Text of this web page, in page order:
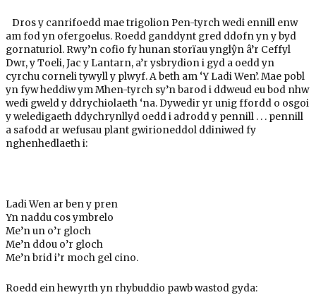
Dros y canrifoedd mae trigolion Pen-tyrch wedi ennill enw
am fod yn ofergoelus. Roedd ganddynt gred ddofn yn y byd
gornaturiol. Rwy’n cofio fy hunan storïau ynglŷn â’r Ceffyl
Dwr, y Toeli, Jac y Lantarn, a’r ysbrydion i gyd a oedd yn
cyrchu corneli tywyll y plwyf. A beth am ‘Y Ladi Wen’. Mae pobl
yn fyw heddiw ym Mhen-tyrch sy’n barod i ddweud eu bod nhw
wedi gweld y ddrychiolaeth ‘na. Dywedir yr unig ffordd o osgoi
y weledigaeth ddychrynllyd oedd i adrodd y pennill . . . pennill
a safodd ar wefusau plant gwirioneddol ddiniwed fy
nghenhedlaeth i:
Ladi Wen ar ben y pren
Yn naddu cos ymbrelo
Me’n un o’r gloch
Me’n ddou o’r gloch
Me’n brid i’r moch gel cino.
Roedd ein hewyrth yn rhybuddio pawb wastod gyda: